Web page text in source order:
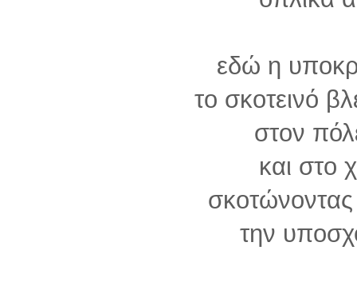
εδώ η
το σκοτεινό
στον
και στο
την